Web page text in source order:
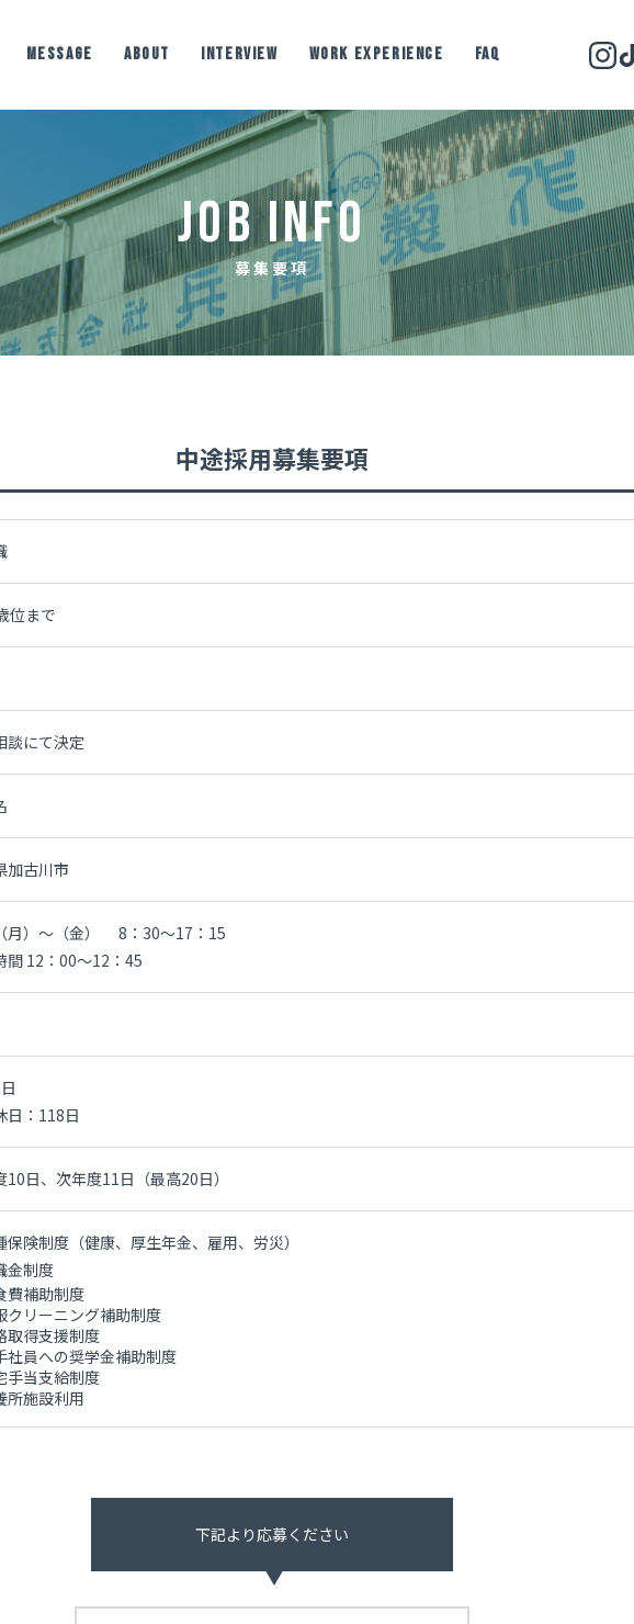
MESSAGE ABOUT
職種紹介 社内イベント ギャラリー
INTERVIEW WORK EXPERIENCE FAQ
JOB INFO
募集要項
中途採用募集要項
位まで
談にて決定
加古川市
月）～（金） 8：30～17：15
間 12：00～12：45
日：118日
10日、次年度11日（最高20日）
保険制度（健康、厚生年金、雇用、労災）
金制度
費補助制度
クリーニング補助制度
取得支援制度
社員への奨学金補助制度
手当支給制度
所施設利用
下記より応募ください